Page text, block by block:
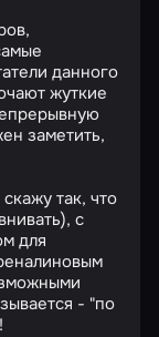
данного
жуткие
заметить,
так, что
с
для
- "по